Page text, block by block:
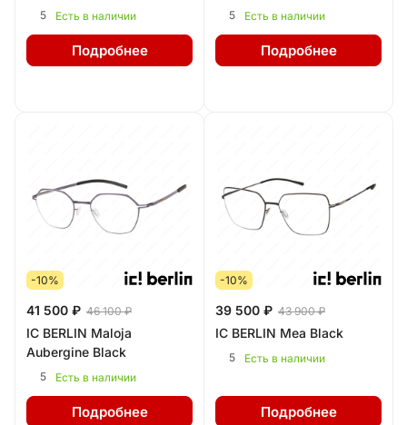
5 Есть в наличии
Подробнее
5 Есть в наличии
Подробнее
-10%
41 500 ₽ 46 100 ₽
IC BERLIN Maloja
Aubergine Black
5 Есть в наличии
Подробнее
-10%
39 500 ₽ 43 900 ₽
IC BERLIN Mea Black
5 Есть в наличии
Подробнее